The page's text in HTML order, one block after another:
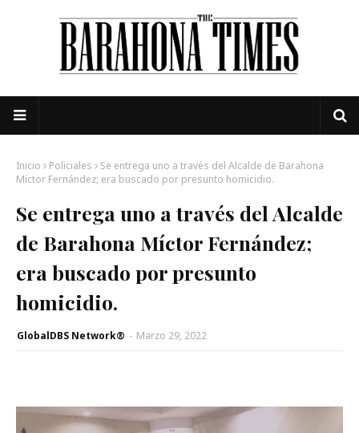
Inicio Policiales
Se entrega uno a través del Alcalde de Barahona
Míctor Fernández; era buscado por presunto homicidio.
Se entrega uno a través del Alcalde
de Barahona Míctor Fernández;
era buscado por presunto
homicidio.
GlobalDBS Network® - Marzo 29, 2022